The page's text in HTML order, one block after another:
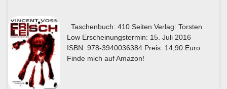
Taschenbuch: 410 Seiten Verlag: Torsten
Low Erscheinungstermin: 15. Juli 2016
ISBN: 978-3940036384 Preis: 14,90 Euro
Finde mich auf Amazon!